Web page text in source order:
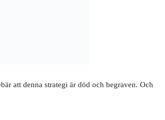
att denna strategi är död och begraven. Och